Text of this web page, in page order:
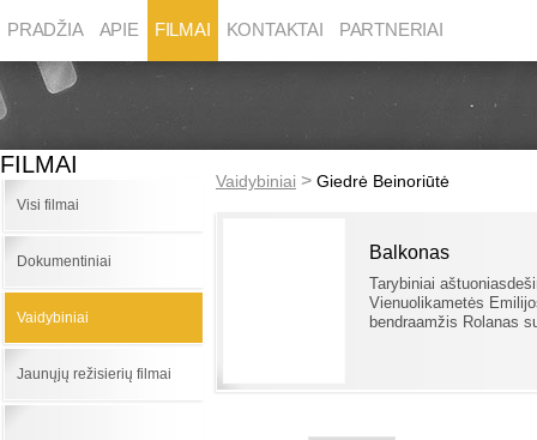
PRADŽIA APIE FILMAI KONTAKTAI PARTNERIAI
FILMAI
Visi filmai
Dokumentiniai
Vaidybiniai
Jaunųjų režisierių filmai
Vaidybiniai > Giedrė Beinoriūtė
Balkonas
Tarybiniai
Vienuolikametės
bendraamžis Rolanas